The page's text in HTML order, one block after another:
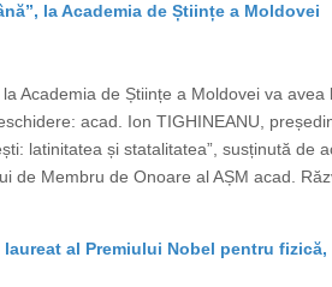
la Academia de Științe a Moldovei
Academia de Științe a Moldovei va
acad. Ion TIGHINEANU,
latinitatea și statalitatea”, susținută
de Membru de Onoare al AȘM acad.
al Premiului Nobel pentru